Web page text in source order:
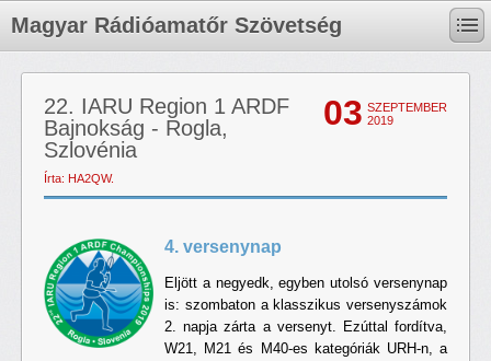
Magyar Rádióamatőr Szövetség
03 SZEPTEMBER
2019
22. IARU Region 1 ARDF
Bajnokság - Rogla,
Szlovénia
Írta: HA2QW.
4. versenynap
Eljött a negyedk, egyben utolsó versenynap
is: szombaton a klasszikus versenyszámok
2. napja zárta a versenyt. Ezúttal fordítva,
W21, M21 és M40-es kategóriák URH-n, a